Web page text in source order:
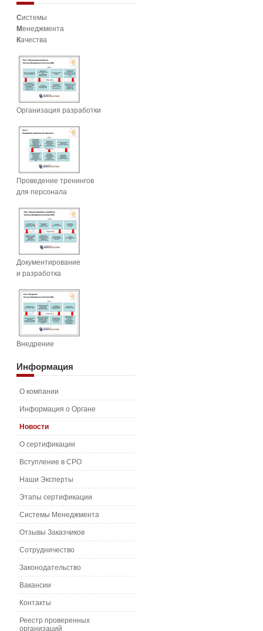
Системы
Менеджмента
Качества
Организация разработки
Проведение тренингов
для персонала
Документирование
и разработка
Внедрение
Информация
О компании
Информация о Органе
Новости
О сертификации
Вступление в СРО
Наши Эксперты
Этапы сертификации
Системы Менеджмента
Отзывы Заказчиков
Сотрудничество
Законодательство
Вакансии
Контакты
Реестр проверенных
организаций